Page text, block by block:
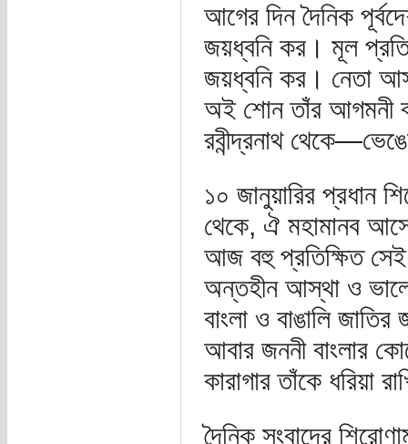
আগের দিন দৈনিক
জয়ধ্বনি কর। মূল
জয়ধ্বনি কর। নেতা
অই শোন তাঁর আগমনী
রবীন্দ্রনাথ
১০ জানুয়ারির প্রধান
থেকে, ঐ মহামানব
আজ বহু প্রতিক্ষিত
অন্তহীন আস্থা ও
বাংলা ও বাঙালি
আবার জননী বাংলার
কারাগার তাঁকে ধরিয়া
দৈনিক সংবাদের